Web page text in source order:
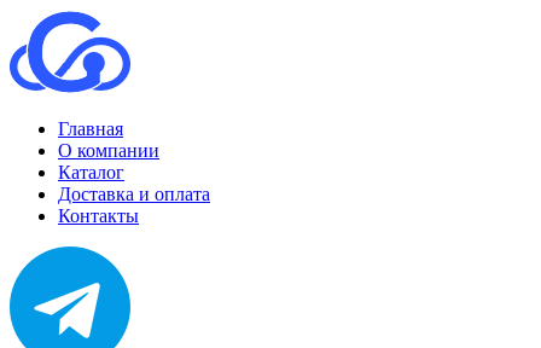
Главная
О компании
Каталог
Доставка и оплата
Контакты